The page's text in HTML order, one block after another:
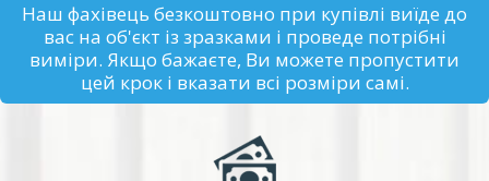
Наш фахівець безкоштовно при купівлі виїде до
вас на об'єкт із зразками і проведе потрібні
виміри. Якщо бажаєте, Ви можете пропустити
цей крок і вказати всі розміри самі.